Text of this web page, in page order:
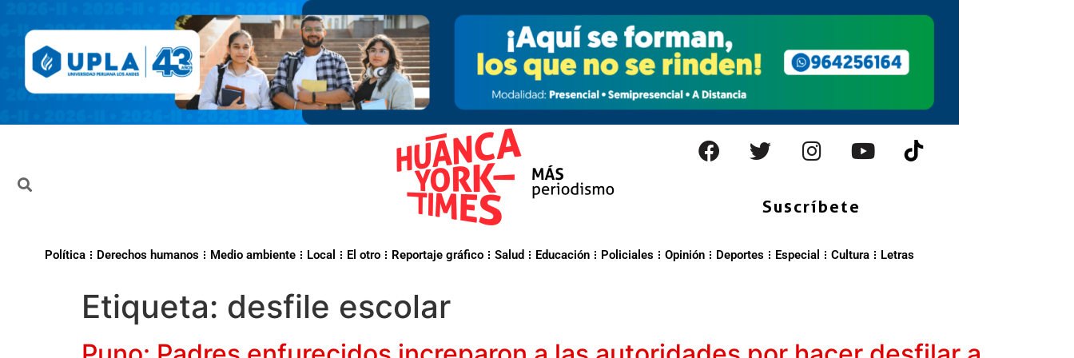
Suscríbete
Política Derechos humanos Medio ambiente Local El otro Reportaje gráfico Salud Educación Policiales Opinión Deportes Especial Cultura Letras
Etiqueta: desfile escolar